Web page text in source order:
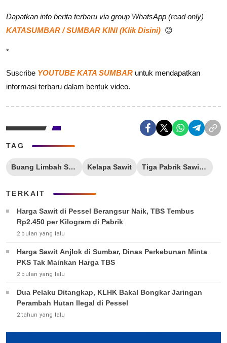
Dapatkan info berita terbaru via group WhatsApp (read only)
KATASUMBAR / SUMBAR KINI (Klik Disini) 😊
*
Suscribe YOUTUBE KATA SUMBAR untuk mendapatkan
informasi terbaru dalam bentuk video.
TAG
Buang Limbah Sembarang Dipanggil ke DLH Padang Kelapa Sawit Tiga Pabrik Sawit di Pessel Diduga ke PN
TERKAIT
Harga Sawit di Pessel Berangsur Naik, TBS Tembus
Rp2.450 per Kilogram di Pabrik
2 bulan yang lalu
Harga Sawit Anjlok di Sumbar, Dinas Perkebunan Minta
PKS Tak Mainkan Harga TBS
2 bulan yang lalu
Dua Pelaku Ditangkap, KLHK Bakal Bongkar Jaringan
Perambah Hutan Ilegal di Pessel
2 tahun yang lalu